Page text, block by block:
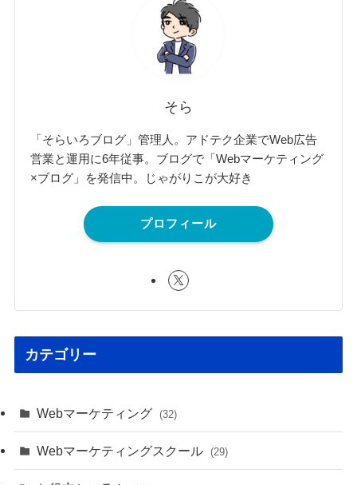
そら
「そらいろブログ」管理人。アドテク企業でWeb広告
営業と運用に6年従事。ブログで「Webマーケティング
×ブログ」を発信中。じゃがりこが大好き
プロフィール
カテゴリー
Webマーケティング (32)
Webマーケティングスクール (29)